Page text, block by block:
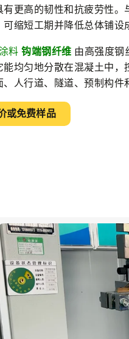
有更高的韧性和抗疲劳性
缩短工期并降低总体铺设
料钩端钢纤维 由高强度钢
能均匀地分散在混凝土中
人行道、隧道、预制构件
或免费样品